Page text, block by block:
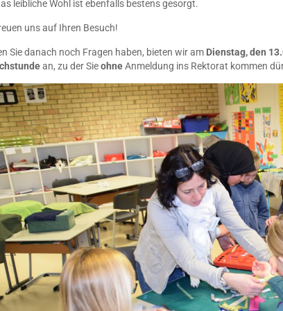
leibliche Wohl ist ebenfalls bestens gesorgt.
uns auf Ihren Besuch!
Sie danach noch Fragen haben, bieten wir am Dienstag, den
an, zu der SieohneAnmeldung ins Rektorat kommen